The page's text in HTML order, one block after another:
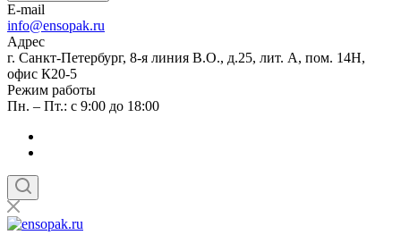
E-mail
info@ensopak.ru
Адрес
г. Санкт-Петербург, 8-я линия В.О., д.25, лит. А, пом. 14Н,
офис К20-5
Режим работы
Пн. – Пт.: с 9:00 до 18:00